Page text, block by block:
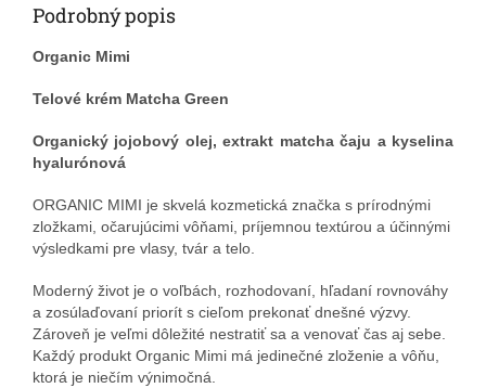
Podrobný popis
Organic Mimi
Telové krém Matcha Green
Organický jojobový olej, extrakt matcha čaju a kyselina
hyalurónová
ORGANIC MIMI je skvelá kozmetická značka s prírodnými
zložkami, očarujúcimi vôňami, príjemnou textúrou a účinnými
výsledkami pre vlasy, tvár a telo.
Moderný život je o voľbách, rozhodovaní, hľadaní rovnováhy
a zosúlaďovaní priorít s cieľom prekonať dnešné výzvy.
Zároveň je veľmi dôležité nestratiť sa a venovať čas aj sebe.
Každý produkt Organic Mimi má jedinečné zloženie a vôňu,
ktorá je niečím výnimočná.